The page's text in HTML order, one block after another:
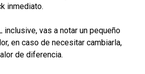
inmediato.
inclusive, vas a notar un pequeño
en caso de necesitar cambiarla,
de diferencia.